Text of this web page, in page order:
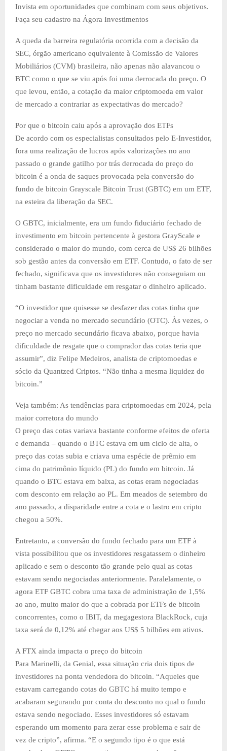
Invista em oportunidades que combinam com seus objetivos.
Faça seu cadastro na Ágora Investimentos
A queda da barreira regulatória ocorrida com a decisão da
SEC, órgão americano equivalente à Comissão de Valores
Mobiliários (CVM) brasileira, não apenas não alavancou o
BTC como o que se viu após foi uma derrocada do preço. O
que levou, então, a cotação da maior criptomoeda em valor
de mercado a contrariar as expectativas do mercado?
Por que o bitcoin caiu após a aprovação dos ETFs
De acordo com os especialistas consultados pelo E-Investidor,
fora uma realização de lucros após valorizações no ano
passado o grande gatilho por trás derrocada do preço do
bitcoin é a onda de saques provocada pela conversão do
fundo de bitcoin Grayscale Bitcoin Trust (GBTC) em um ETF,
na esteira da liberação da SEC.
O GBTC, inicialmente, era um fundo fiduciário fechado de
investimento em bitcoin pertencente à gestora GrayScale e
considerado o maior do mundo, com cerca de US$ 26 bilhões
sob gestão antes da conversão em ETF. Contudo, o fato de ser
fechado, significava que os investidores não conseguiam ou
tinham bastante dificuldade em resgatar o dinheiro aplicado.
“O investidor que quisesse se desfazer das cotas tinha que
negociar a venda no mercado secundário (OTC). Às vezes, o
preço no mercado secundário ficava abaixo, porque havia
dificuldade de resgate que o comprador das cotas teria que
assumir”, diz Felipe Medeiros, analista de criptomoedas e
sócio da Quantzed Criptos. “Não tinha a mesma liquidez do
bitcoin.”
Veja também: As tendências para criptomoedas em 2024, pela
maior corretora do mundo
O preço das cotas variava bastante conforme efeitos de oferta
e demanda – quando o BTC estava em um ciclo de alta, o
preço das cotas subia e criava uma espécie de prêmio em
cima do patrimônio líquido (PL) do fundo em bitcoin. Já
quando o BTC estava em baixa, as cotas eram negociadas
com desconto em relação ao PL. Em meados de setembro do
ano passado, a disparidade entre a cota e o lastro em cripto
chegou a 50%.
Entretanto, a conversão do fundo fechado para um ETF à
vista possibilitou que os investidores resgatassem o dinheiro
aplicado e sem o desconto tão grande pelo qual as cotas
estavam sendo negociadas anteriormente. Paralelamente, o
agora ETF GBTC cobra uma taxa de administração de 1,5%
ao ano, muito maior do que a cobrada por ETFs de bitcoin
concorrentes, como o IBIT, da megagestora BlackRock, cuja
taxa será de 0,12% até chegar aos US$ 5 bilhões em ativos.
A FTX ainda impacta o preço do bitcoin
Para Marinelli, da Genial, essa situação cria dois tipos de
investidores na ponta vendedora do bitcoin. “Aqueles que
estavam carregando cotas do GBTC há muito tempo e
acabaram segurando por conta do desconto no qual o fundo
estava sendo negociado. Esses investidores só estavam
esperando um momento para zerar esse problema e sair de
vez de cripto”, afirma. “E o segundo tipo é o que está